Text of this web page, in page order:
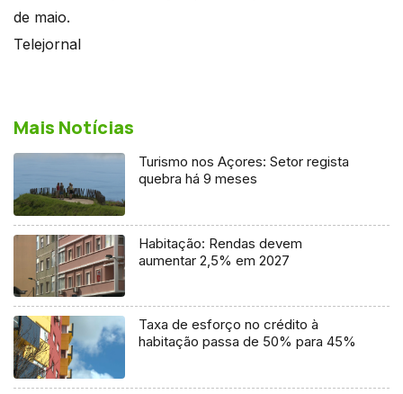
de maio.
Telejornal
Mais Notícias
Turismo nos Açores: Setor regista
quebra há 9 meses
Habitação: Rendas devem
aumentar 2,5% em 2027
Taxa de esforço no crédito à
habitação passa de 50% para 45%